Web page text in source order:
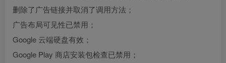
删除了广告链接并取消了调用方法；
广告布局可见性已禁用；
Google 云端硬盘有效；
Google Play 商店安装包检查已禁用；